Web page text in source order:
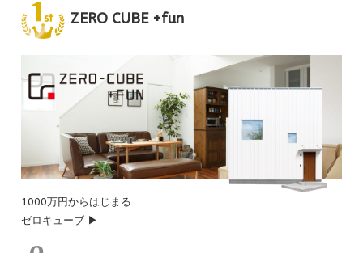
ZERO CUBE +fun
1000万円からはじまる
ゼロキューブ ▶